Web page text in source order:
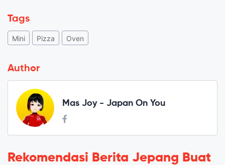
Tags
Mini Pizza Oven
Author
Mas Joy - Japan On You
Rekomendasi Berita Jepang Buat